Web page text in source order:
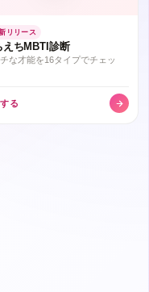
リリース
えちMBTI診断
な才能を16タイプでチェッ
る